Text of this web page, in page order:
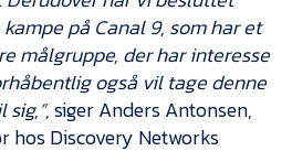
på Canal 9, som har et
målgruppe, der har interesse
også vil tage denne
siger Anders Antonsen,
hos Discovery Networks